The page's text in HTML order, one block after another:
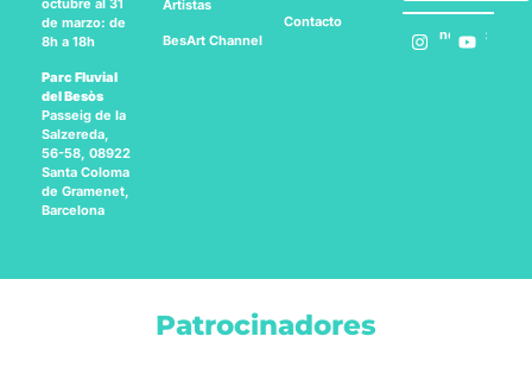
de marzo: de
8h a 18h
Parc Fluvial
del Besòs
Passeig de la
Salzereda,
56-58, 08922
Santa Coloma
de Gramenet,
Barcelona
Artistas
BesArt Channel
Contacto
Síguenos en:
Patrocinadores